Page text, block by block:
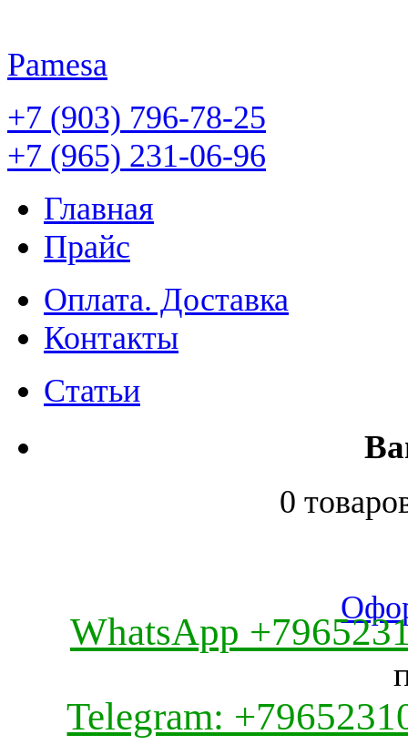
Pamesa
+7 (903) 796-78-25
+7 (965) 231-06-96
Главная
Прайс
Оплата. Доставка
Контакты
Статьи
0
WhatsApp
Telegram: